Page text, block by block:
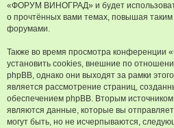
«ФОРУМ ВИНОГРАД» и будет
о прочтённых вами темах, повышая
форумами.
Также во время просмотра
установить cookies, внешние по
phpBB, однако они выходят за рамки
является рассмотрение страниц,
обеспечением phpBB. Вторым
являются данные, которые вы
могут быть, но не исчерпываются,